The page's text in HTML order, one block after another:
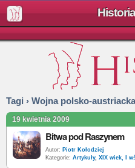
Tagi › Wojna polsko-austriacka
19 kwietnia 2009
Bitwa pod Raszynem
Autor: Piotr Kołodziej
Kategorie: Artykuły, XIX wiek, I